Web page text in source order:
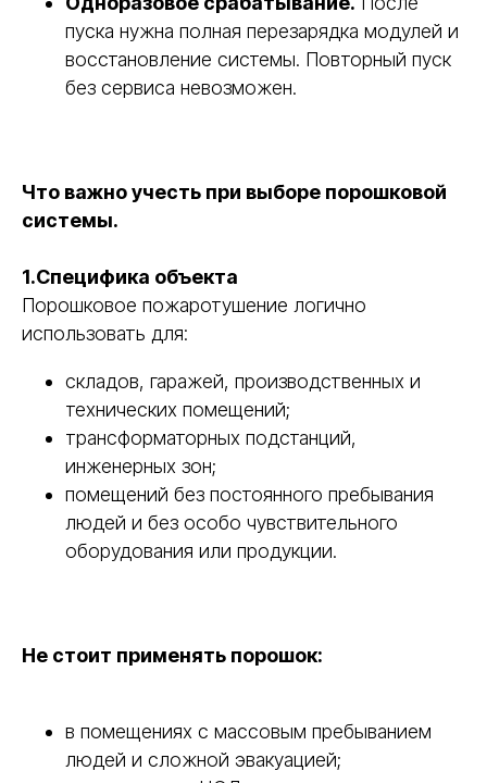
пуска нужна полная перезарядка модулей и
восстановление системы. Повторный пуск
без сервиса невозможен.
Что важно учесть при выборе порошковой
системы.
1.Специфика объекта
Порошковое пожаротушение логично
использовать для:
складов, гаражей, производственных и
технических помещений;
трансформаторных подстанций,
инженерных зон;
помещений без постоянного пребывания
людей и без особо чувствительного
оборудования или продукции.
Не стоит применять порошок:
в помещениях с массовым пребыванием
людей и сложной эвакуацией;